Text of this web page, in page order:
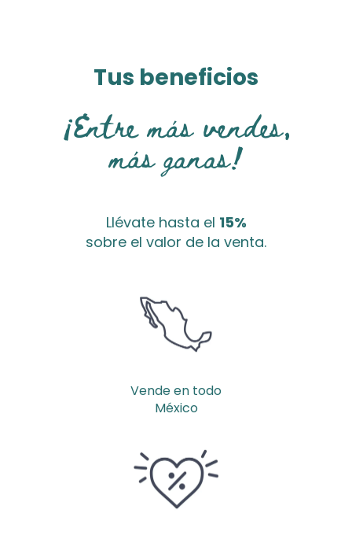
Tus beneficios
¡Entre más vendes,
más ganas!
Llévate hasta el 15%
sobre el valor de la venta.
Vende en todo
México